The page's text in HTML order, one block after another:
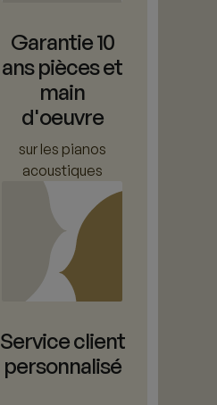
Garantie 10
ans pièces et
main
d'oeuvre
sur les pianos
acoustiques
Service client
personnalisé